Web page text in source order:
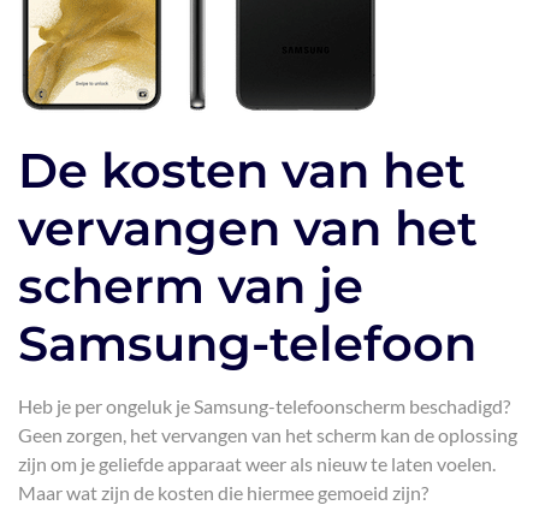
De kosten van het
vervangen van het
scherm van je
Samsung-telefoon
Heb je per ongeluk je Samsung-telefoonscherm beschadigd?
Geen zorgen, het vervangen van het scherm kan de oplossing
zijn om je geliefde apparaat weer als nieuw te laten voelen.
Maar wat zijn de kosten die hiermee gemoeid zijn?